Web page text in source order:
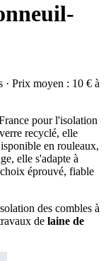
· Prix moyen : 10 € à
pour l'isolation
recyclé, elle
en rouleaux,
elle s'adapte à
éprouvé, fiable
des combles à
de laine de